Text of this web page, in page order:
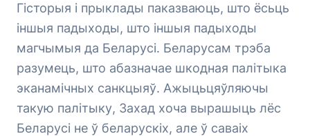
Гісторыя і прыклады паказваюць, што ёсьць
іншыя падыходы, што іншыя падыходы
магчымыя да Беларусі. Беларусам трэба
разумець, што абазначае шкодная палітыка
эканамічных санкцыяў. Ажыцьцяўляючы
такую палітыку, Захад хоча вырашыць лёс
Беларусі не ў беларускіх, але ў саваіх